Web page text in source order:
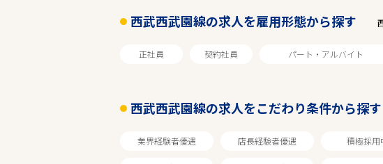
西武西武園線の求人を雇用形態から探す
正社員 契約社員 パート・アルバイト
西武西武園線の求人をこだわり条件から探す
業界経験者優遇 店長経験者優遇 積極採用